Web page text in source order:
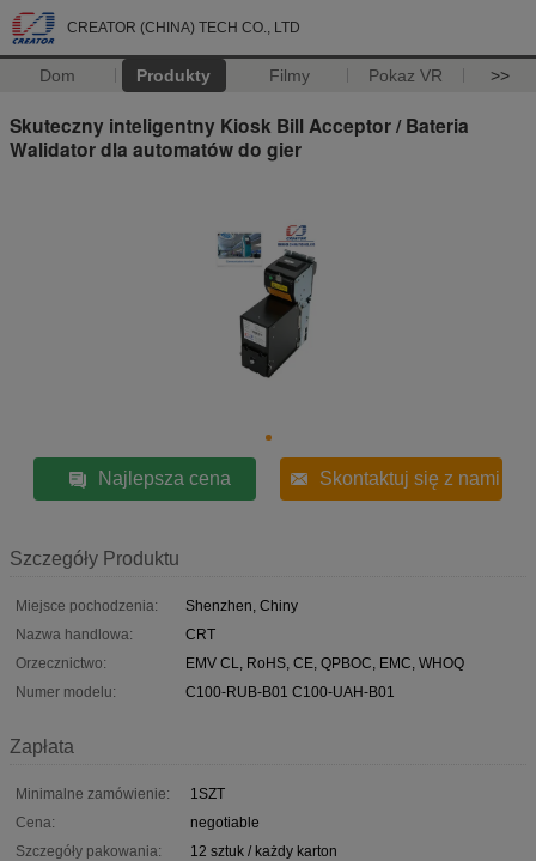
CREATOR (CHINA) TECH CO., LTD
Dom Produkty Filmy Pokaz VR >>
Skuteczny inteligentny Kiosk Bill Acceptor / Bateria
Walidator dla automatów do gier
Najlepsza cena Skontaktuj się z nami
Szczegóły Produktu
Miejsce pochodzenia:
Shenzhen, Chiny
Nazwa handlowa:
CRT
Orzecznictwo:
EMV CL, RoHS, CE, QPBOC, EMC, WHOQ
Numer modelu:
C100-RUB-B01 C100-UAH-B01
Zapłata
Minimalne zamówienie:
1SZT
Cena:
negotiable
Szczegóły pakowania:
12 sztuk / każdy karton